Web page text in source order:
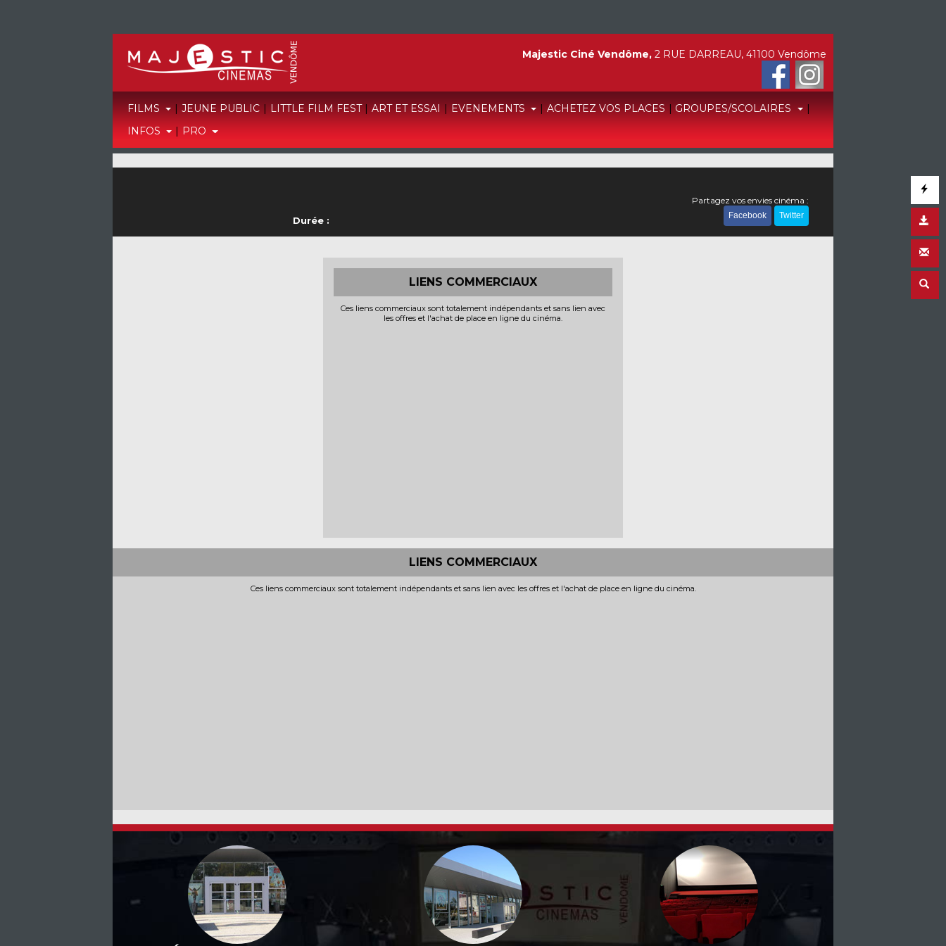
FILMS | JEUNE PUBLIC | LITTLE FILM FEST | ART ET ESSAI | EVENEMENTS | ACHETEZ VOS PLACES | GROUPES/SCOLAIRES
|
INFOS
| PRO
Majestic Ciné Vendôme, 2 RUE DARREAU, 41100 Vendôme
Durée :
Partagez vos envies cinéma :
Facebook Twitter
LIENS COMMERCIAUX
Ces liens commerciaux sont totalement indépendants et sans lien avec
les offres et l'achat de place en ligne du cinéma.
LIENS COMMERCIAUX
Ces liens commerciaux sont totalement indépendants et sans lien avec les offres et l'achat de place en ligne du cinéma.